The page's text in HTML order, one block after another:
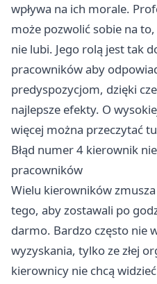
wpływa na ich morale.
może pozwolić sobie na
nie lubi. Jego rolą jest tak
pracowników aby
predyspozycjom, dzięki
najlepsze efekty. O
więcej można przeczytać
Błąd numer 4 kierownik
pracowników
Wielu kierowników
tego, aby zostawali po
darmo. Bardzo często nie
wyzyskania, tylko ze złej
kierownicy nie chcą